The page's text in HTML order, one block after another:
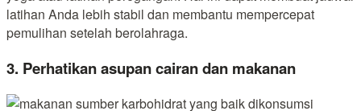
latihan Anda lebih stabil dan membantu mempercepat
pemulihan setelah berolahraga.
3. Perhatikan asupan cairan dan makanan